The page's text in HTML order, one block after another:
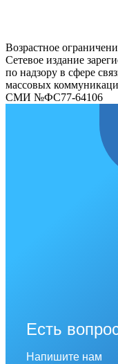
Возрастное
Сетевое издание
по надзору в сфере
массовых
СМИ №ФС77-64106
Есть
Напишите нам